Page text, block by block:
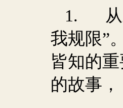
1.
我规限”
皆知的
的故事